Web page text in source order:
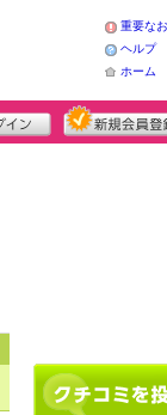
重要な
ヘルプ
ホーム